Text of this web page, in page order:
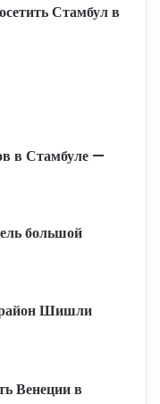
Стамбул в
в Стамбуле —
большой
район Шишли
Венеции в